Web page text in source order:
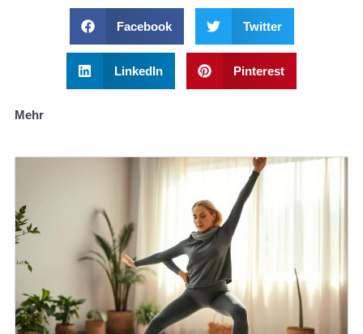
Facebook Twitter
LinkedIn Pinterest
Mehr